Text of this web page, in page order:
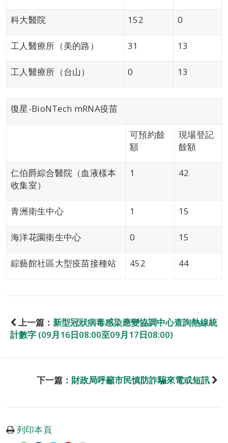
科大醫院 152 0
工人醫療所（美的路） 31 13
工人醫療所（台山） 0 13
復星-BioNTech mRNA疫苗
可預約餘
額
現場登記
餘額
仁伯爵綜合醫院（血液樣本
收集室）
1 42
青洲衛生中心 1 15
海洋花園衛生中心 0 15
綜藝館社區大型疫苗接種站 452 44
上一篇： 新型冠狀病毒感染應變協調中心查詢熱線統
計數字 (09月16日08:00至09月17日08:00)
下一篇： 財政局呼籲市民慎防詐騙來電或短訊
列印本頁